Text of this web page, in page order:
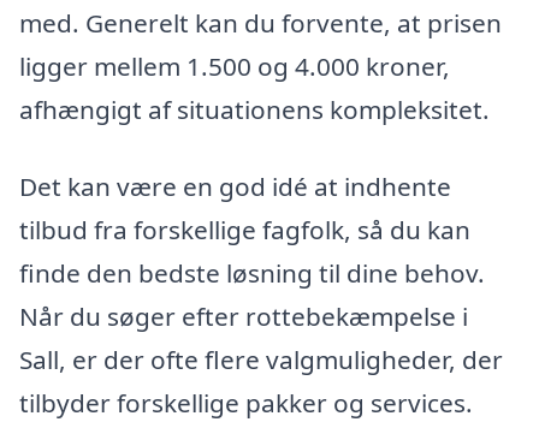
med. Generelt kan du forvente, at prisen
ligger mellem 1.500 og 4.000 kroner,
afhængigt af situationens kompleksitet.
Det kan være en god idé at indhente
tilbud fra forskellige fagfolk, så du kan
finde den bedste løsning til dine behov.
Når du søger efter rottebekæmpelse i
Sall, er der ofte flere valgmuligheder, der
tilbyder forskellige pakker og services.